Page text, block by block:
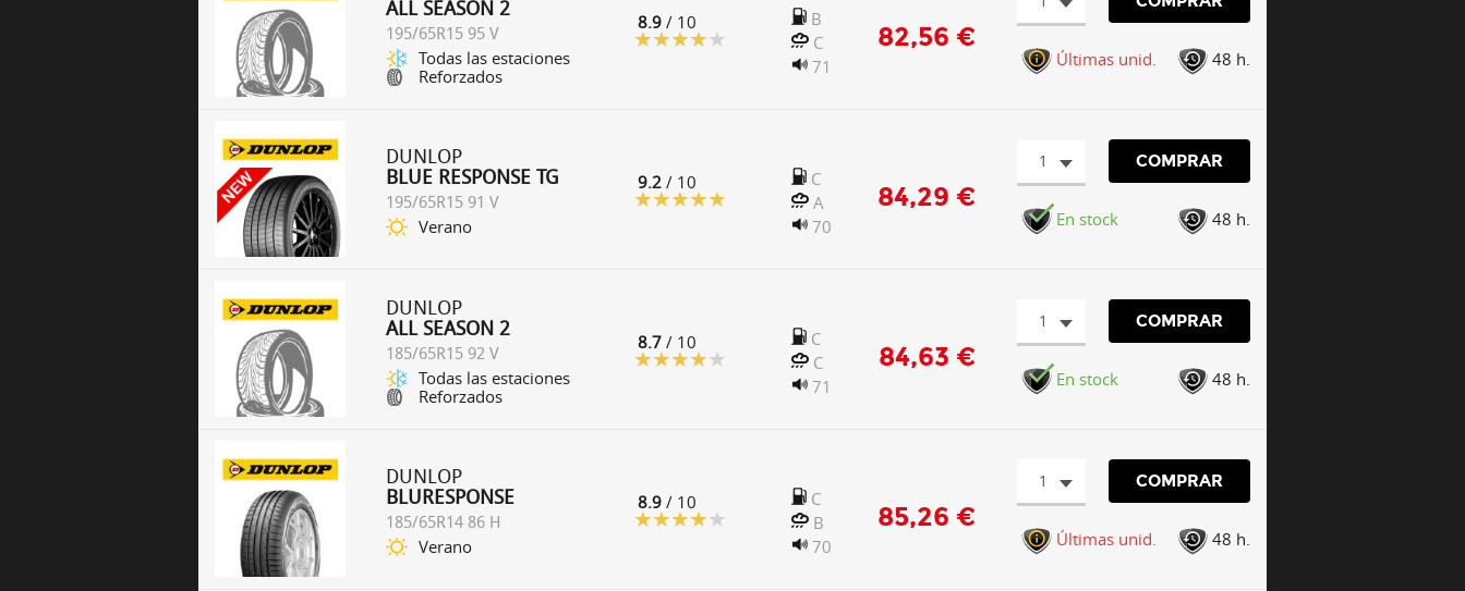
ALL SEASON 2
195/65R15 95 V
Todas las estaciones
Reforzados
8.9 / 10
B
C
71
82,56 €
Últimas unid. 48 h.
DUNLOP
BLUE RESPONSE TG
195/65R15 91 V
Verano
9.2 / 10
C
A
70
84,29 €
1 COMPRAR
En stock 48 h.
DUNLOP
ALL SEASON 2
185/65R15 92 V
Todas las estaciones
Reforzados
8.7 / 10
C
C
71
84,63 €
1 COMPRAR
En stock 48 h.
DUNLOP
BLURESPONSE
185/65R14 86 H
Verano
8.9 / 10
C
B
70
85,26 €
1 COMPRAR
Últimas unid. 48 h.